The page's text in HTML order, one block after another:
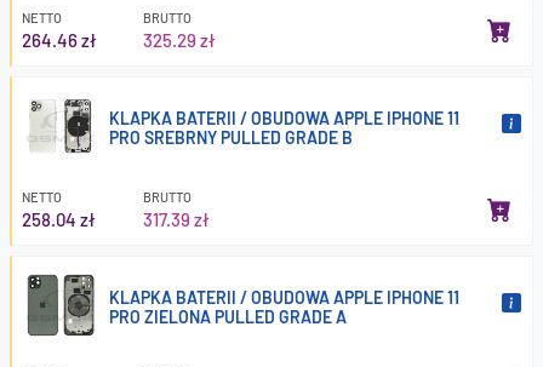
NETTO
264.46 zł
BRUTTO
325.29 zł
KLAPKA BATERII / OBUDOWA APPLE IPHONE 11
PRO SREBRNY PULLED GRADE B
NETTO
258.04 zł
BRUTTO
317.39 zł
KLAPKA BATERII / OBUDOWA APPLE IPHONE 11
PRO ZIELONA PULLED GRADE A